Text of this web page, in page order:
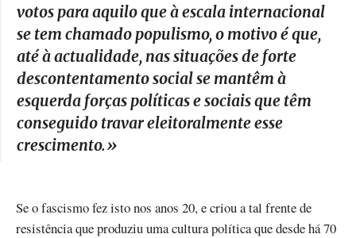
votos para aquilo que à escala internacional
se tem chamado populismo, o motivo é que,
até à actualidade, nas situações de forte
descontentamento social se mantêm à
esquerda forças políticas e sociais que têm
conseguido travar eleitoralmente esse
crescimento.»
Se o fascismo fez isto nos anos 20, e criou a tal frente de
resistência que produziu uma cultura política que desde há 70